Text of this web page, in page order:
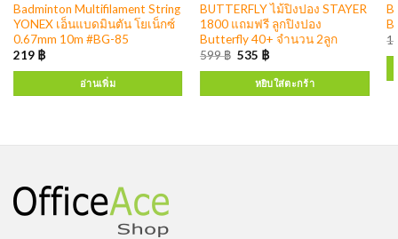
Badminton Multifilament String
YONEX เอ็นแบดมินตัน โยเน็กซ์
0.67mm 10m #BG-85
219 ฿
อ่านเพิ่ม
BUTTERFLY ไม้ปิงปอง STAYER
1800 แถมฟรี ลูกปิงปอง
Butterfly 40+ จำนวน 2ลูก
599฿ 535 ฿
หยิบใส่ตะกร้า